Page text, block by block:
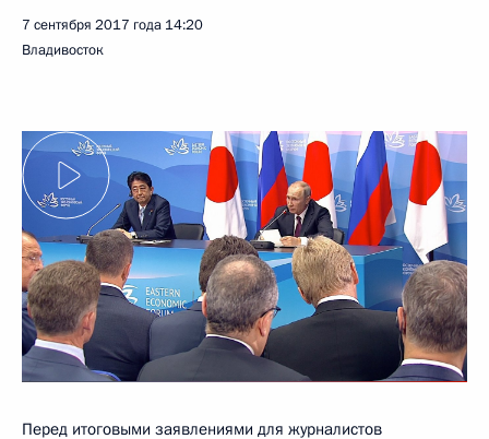
7 сентября 2017 года 14:20
Владивосток
Перед итоговыми заявлениями для журналистов